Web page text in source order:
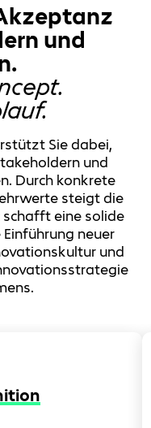
und
Sie dabei,
und
Durch konkrete
steigt die
eine solide
neuer
und